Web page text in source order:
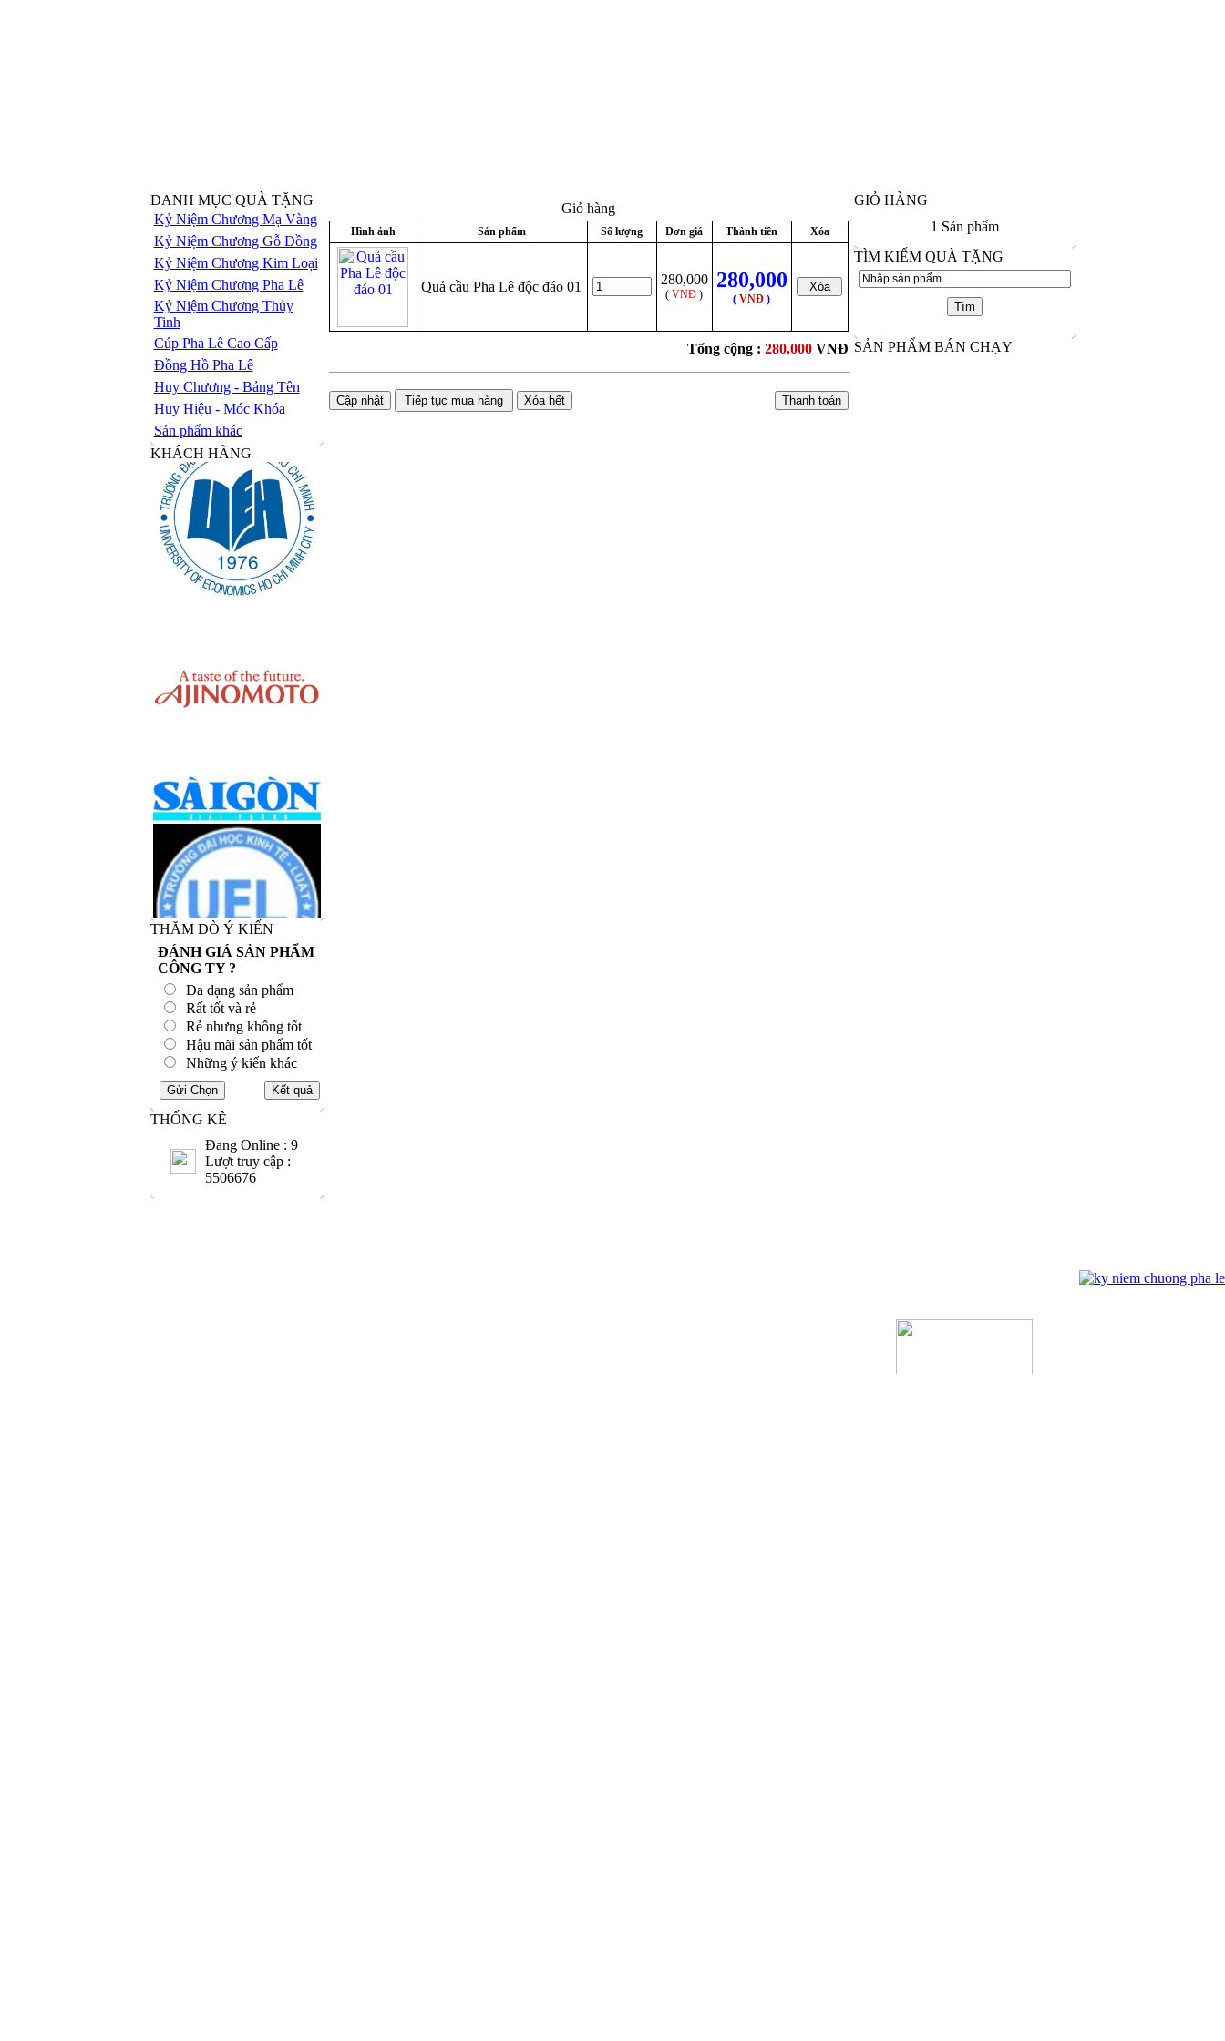
DANH MỤC QUÀ TẶNG
Kỷ Niệm Chương Mạ Vàng
Kỷ Niệm Chương Gỗ Đồng
Kỷ Niệm Chương Kim Loại
Kỷ Niệm Chương Pha Lê
Kỷ Niệm Chương Thủy
Tinh
Cúp Pha Lê Cao Cấp
Đồng Hồ Pha Lê
Huy Chương - Bảng Tên
Huy Hiệu - Móc Khóa
Sản phẩm khác
KHÁCH HÀNG
THĂM DÒ Ý KIẾN
ĐÁNH GIÁ SẢN PHẨM
CÔNG TY ?
Đa dạng sản phẩm
Rất tốt và rẻ
Rẻ nhưng không tốt
Hậu mãi sản phẩm tốt
Những ý kiến khác
THỐNG KÊ
Đang Online : 9
Lượt truy cập :
5506676
Giỏ hàng
Hình ảnh Sản phẩm Số lượng Đơn giá Thành tiền Xóa
Quả cầu Pha Lê độc đáo 01 280,000
( VNĐ )
280,000
( VNĐ )
Tổng cộng : 280,000 VNĐ
GIỎ HÀNG
1 Sản phẩm
TÌM KIẾM QUÀ TẶNG
SẢN PHẨM BÁN CHẠY